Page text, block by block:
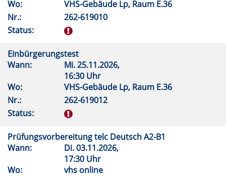
Wo:
VHS-Gebäude Lp, Raum E.36
Nr.:
262-619010
Status:
Einbürgerungstest
Wann:
Mi.25.11.2026,
16:30 Uhr
Wo:
VHS-Gebäude Lp, Raum E.36
Nr.:
262-619012
Status:
Prüfungsvorbereitung telc Deutsch A2-B1
Wann:
Di.03.11.2026,
17:30 Uhr
Wo:
vhs online